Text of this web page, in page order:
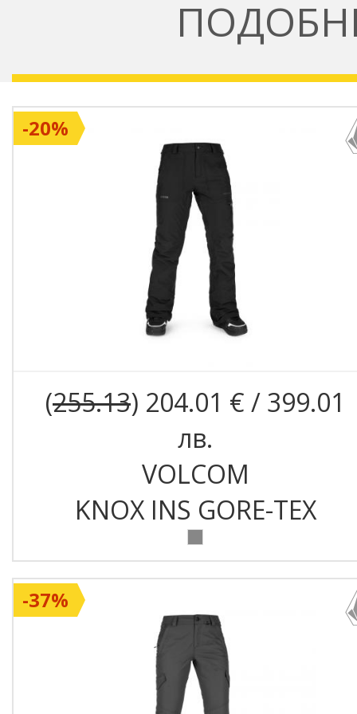
на движение
Маншети:Вътрешни
проникване на сняг в
Долни крачоли:
носят удобно върху
Устойчивост:
PFC-free
екологична алтернатива
Част отPVRE
фокусирана върху
Подходящ за: Ски,
планината
(255.13) 204.01 € / 399.01
лв.
VOLCOM
KNOX INS GORE-TEX
-20%
-37%